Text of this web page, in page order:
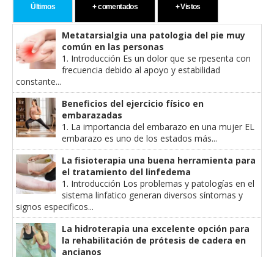
Últimos + comentados + Vistos
Metatarsialgia una patologia del pie muy
común en las personas
1. Introducción Es un dolor que se rpesenta con
frecuencia debido al apoyo y estabilidad
constante...
Beneficios del ejercicio físico en
embarazadas
1. La importancia del embarazo en una mujer EL
embarazo es uno de los estados más...
La fisioterapia una buena herramienta para
el tratamiento del linfedema
1. Introducción Los problemas y patologías en el
sistema linfatico generan diversos síntomas y
signos especificos...
La hidroterapia una excelente opción para
la rehabilitación de prótesis de cadera en
ancianos